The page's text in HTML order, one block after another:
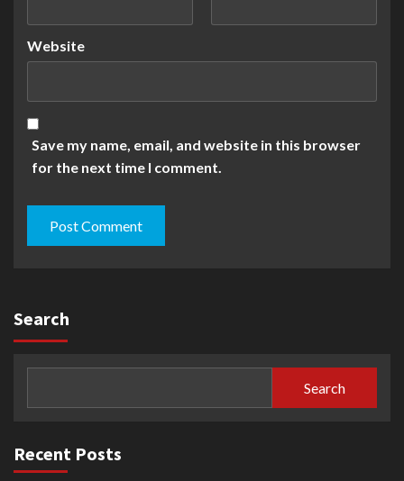
Website
Save my name, email, and website in this browser
for the next time I comment.
Search
Search
Recent Posts